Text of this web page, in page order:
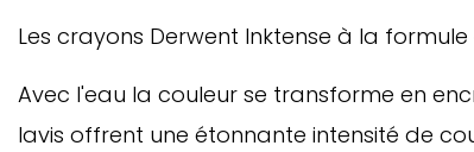
Les crayons Derwent Inktense à la
Avec l'eau la couleur se transforme en
lavis offrent une étonnante intensité de